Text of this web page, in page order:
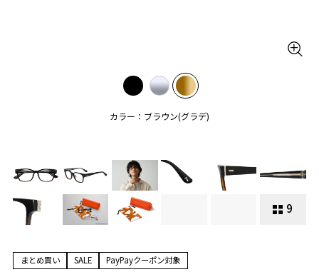
カラー：ブラウン(グラデ)
9
まとめ買い SALE PayPayクーポン対象